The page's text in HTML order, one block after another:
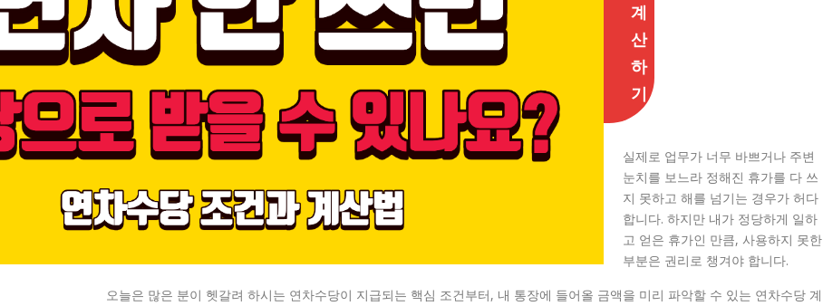
계
산
하
기
실제로 업무가 너무 바쁘거나 주변
눈치를 보느라 정해진 휴가를 다 쓰
지 못하고 해를 넘기는 경우가 허다
합니다. 하지만 내가 정당하게 일하
고 얻은 휴가인 만큼, 사용하지 못한
부분은 권리로 챙겨야 합니다.
오늘은 많은 분이 헷갈려 하시는 연차수당이 지급되는 핵심 조건부터, 내 통장에 들어올 금액을 미리 파악할 수 있는 연차수당 계